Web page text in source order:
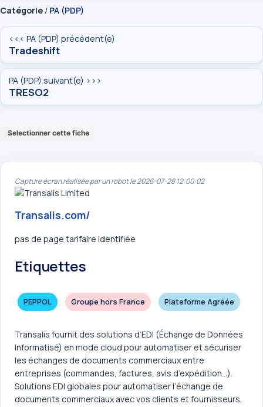
Catégorie / PA (PDP)
<<< PA (PDP) précédent(e)
Tradeshift
PA (PDP) suivant(e) >>>
TRESO2
Selectionner cette fiche
Capture écran réalisée par un robot le 2026-07-28 12:00:02
Transalis.com/
pas de page tarifaire identifiée
Etiquettes
PEPPOL Groupe hors France Plateforme Agréée
Transalis fournit des solutions d’EDI (Échange de Données
Informatisé) en mode cloud pour automatiser et sécuriser
les échanges de documents commerciaux entre
entreprises (commandes, factures, avis d’expédition…).
Solutions EDI globales pour automatiser l’échange de
documents commerciaux avec vos clients et fournisseurs.